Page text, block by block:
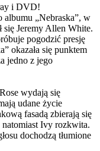
i DVD!
albumu „Nebraska”, w
się Jeremy Allen White.
pogodzić presję
okazała się punktem
jedno z jego
wydają się
udane życie
fasadą zbierają się
Ivy rozkwita.
dochodzą tłumione